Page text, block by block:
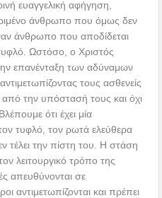
ευαγγελική αφήγηση,
άνθρωπο που όμως δεν
άνθρωπο που αποδίδεται
Ωστόσο, ο Χριστός
επανένταξη των αδύναμων
τους ασθενείς
από την υπόστασή τους και όχι
ότι έχει μία
τυφλό, τον ρωτά ελεύθερα
εν τέλει την πίστη του. Η στάση
λειτουργικό τρόπο της
απευθύνονται σε
αντιμετωπίζονται και πρέπει